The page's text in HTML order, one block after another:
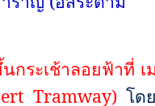
กระเช้าลอยฟ้าที่ เ
Tramway) โด